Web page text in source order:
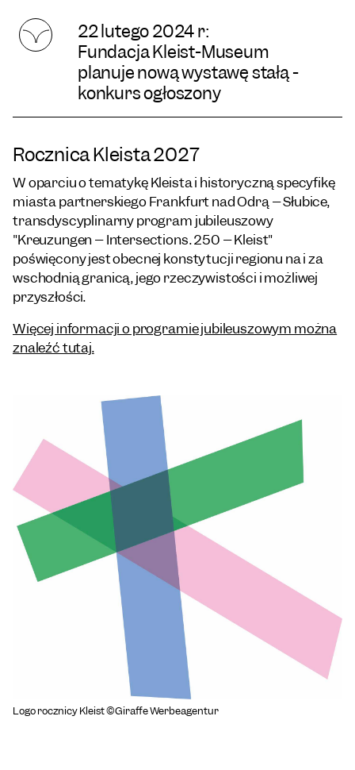
22 lutego 2024 r:
Fundacja Kleist-Museum
planuje nową wystawę stałą -
konkurs ogłoszony
Logo rocznicy Kleist ©Giraffe Werbeagentur
Rocznica Kleista 2027
W oparciu o tematykę Kleista i historyczną specyfikę
miasta partnerskiego Frankfurt nad Odrą – Słubice,
transdyscyplinarny program jubileuszowy
"Kreuzungen – Intersections. 250 – Kleist"
poświęcony jest obecnej konstytucji regionu na i za
wschodnią granicą, jego rzeczywistości i możliwej
przyszłości.
Więcej informacji o programie jubileuszowym można
znaleźć tutaj.